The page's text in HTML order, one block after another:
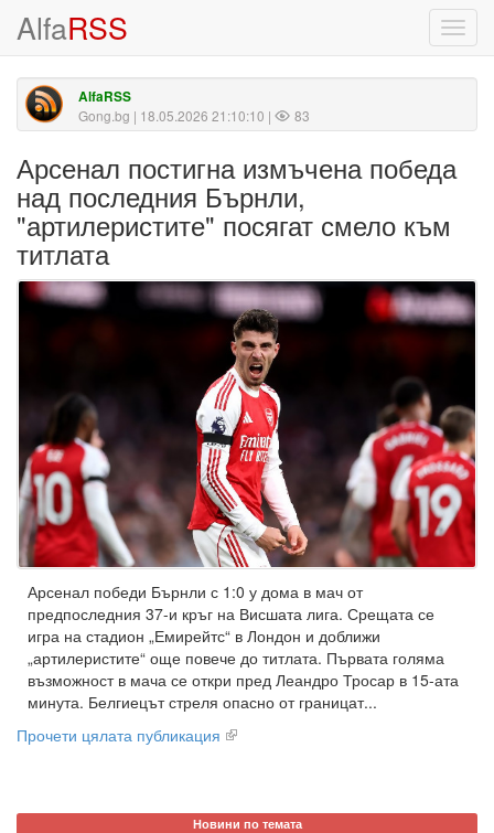
AlfaRSS
AlfaRSS
Gong.bg | 18.05.2026 21:10:10 | 83
Арсенал постигна измъчена победа
над последния Бърнли,
"артилеристите" посягат смело към
титлата
Арсенал победи Бърнли с 1:0 у дома в мач от
предпоследния 37-и кръг на Висшата лига. Срещата се
игра на стадион „Емирейтс“ в Лондон и доближи
„артилеристите“ още повече до титлата. Първата голяма
възможност в мача се откри пред Леандро Тросар в 15-ата
минута. Белгиецът стреля опасно от границат...
Прочети цялата публикация
Новини по темата